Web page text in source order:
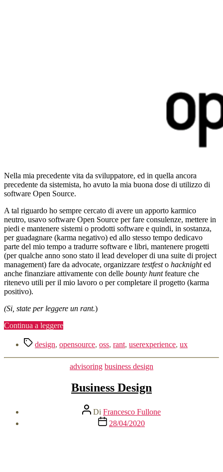
Nella mia precedente vita da sviluppatore, ed in quella ancora
precedente da sistemista, ho avuto la mia buona dose di utilizzo di
software Open Source.
A tal riguardo ho sempre cercato di avere un apporto karmico
neutro, usavo software Open Source per fare consulenze, mettere in
piedi e mantenere sistemi o prodotti software e quindi, in sostanza,
per guadagnare (karma negativo) ed allo stesso tempo dedicavo
parte del mio tempo a tradurre software e libri, mantenere progetti
(per qualche anno sono stato il lead developer di una suite di project
management) fare da advocate, organizzare testfesto hacknighted
anche finanziare attivamente con delle bounty huntfeature che
ritenevo utili per il mio lavoro o per completare il progetto (karma
positivo).
(Si, state per leggere un rant.)
Continua a leggere“Open
User
Designers
positivo”
Tag design, opensource, oss, rant, userexperience, ux
Categorie
advisoring business design
Business Design
Autore
articolo
Di Francesco Fullone
Data
dell'articolo
28/04/2020